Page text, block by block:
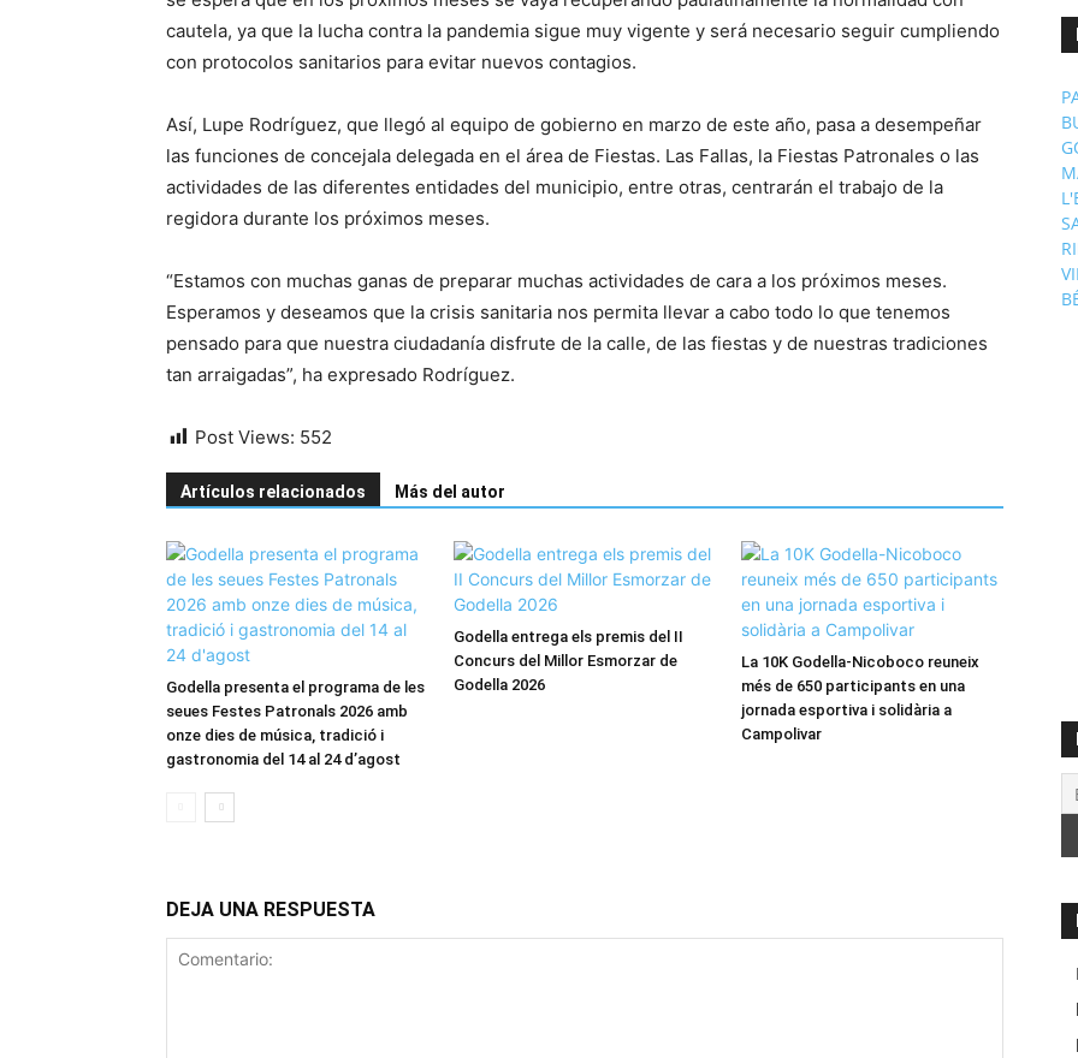
cautela, ya que la lucha contra la pandemia sigue muy vigente y será necesario seguir cumpliendo
con protocolos sanitarios para evitar nuevos contagios.
Así, Lupe Rodríguez, que llegó al equipo de gobierno en marzo de este año, pasa a desempeñar
las funciones de concejala delegada en el área de Fiestas. Las Fallas, la Fiestas Patronales o las
actividades de las diferentes entidades del municipio, entre otras, centrarán el trabajo de la
regidora durante los próximos meses.
“Estamos con muchas ganas de preparar muchas actividades de cara a los próximos meses.
Esperamos y deseamos que la crisis sanitaria nos permita llevar a cabo todo lo que tenemos
pensado para que nuestra ciudadanía disfrute de la calle, de las fiestas y de nuestras tradiciones
tan arraigadas”, ha expresado Rodríguez.
Post Views: 552
Artículos relacionados Más del autor
Godella presenta el programa de les
seues Festes Patronals 2026 amb
onze dies de música, tradició i
gastronomia del 14 al 24 d’agost
Godella entrega els premis del II
Concurs del Millor Esmorzar de
Godella 2026
La 10K Godella-Nicoboco reuneix
més de 650 participants en una
jornada esportiva i solidària a
Campolivar
DEJA UNA RESPUESTA